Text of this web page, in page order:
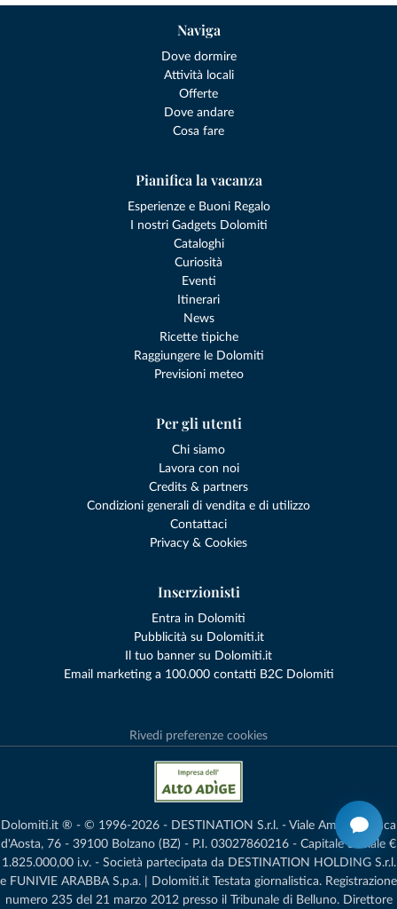
Naviga
Dove dormire
Attività locali
Offerte
Dove andare
Cosa fare
Pianifica la vacanza
Esperienze e Buoni Regalo
I nostri Gadgets Dolomiti
Cataloghi
Curiosità
Eventi
Itinerari
News
Ricette tipiche
Raggiungere le Dolomiti
Previsioni meteo
Per gli utenti
Chi siamo
Lavora con noi
Credits & partners
Condizioni generali di vendita e di utilizzo
Contattaci
Privacy & Cookies
Inserzionisti
Entra in Dolomiti
Pubblicità su Dolomiti.it
Il tuo banner su Dolomiti.it
Email marketing a 100.000 contatti B2C Dolomiti
Rivedi preferenze cookies
Dolomiti.it ® - © 1996-2026 - DESTINATION S.r.l. - Viale Amedeo Duca
d'Aosta, 76 - 39100 Bolzano (BZ) - P.I. 03027860216 - Capitale Sociale €
1.825.000,00 i.v. - Società partecipata da DESTINATION HOLDING S.r.l.
e FUNIVIE ARABBA S.p.a. | Dolomiti.it Testata giornalistica. Registrazione
numero 235 del 21 marzo 2012 presso il Tribunale di Belluno.­ Direttore